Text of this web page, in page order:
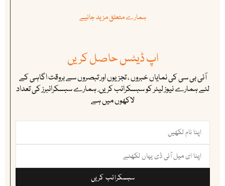
ہمارے متعلق مزید جانیے
اپ ڈیٹس حاصل کریں
آئی بی سی کی نمایاں خبروں ، تجزیوں اور تبصروں سے بروقت اگاہی کے
لئے ہمارے نیوز لیٹر کو سبسکرائب کریں. ہمارے سبسکرائبرز کی تعداد
لاکھوں میں ہے
سبسکرائب کریں